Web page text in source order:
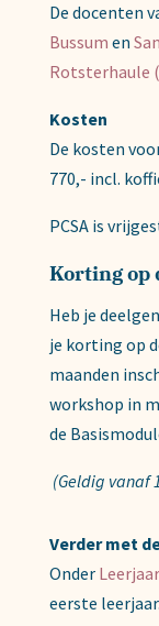
De docenten
Bussum en
Rotsterhaule
Kosten
De kosten
770,- incl.
PCSA is
Korting op
Heb je
je korting op
maanden
workshop in
de
(Geldig vanaf
Verder met
Onder
eerste leerjaar.